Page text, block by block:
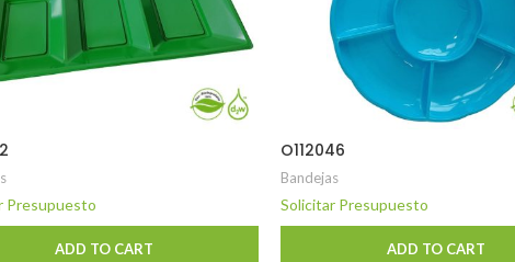
Presupuesto
ADD TO CART
O112046
Bandejas
Solicitar Presupuesto
ADD TO CART